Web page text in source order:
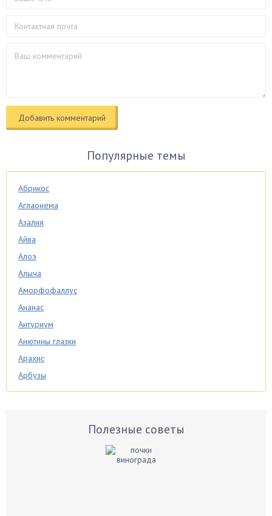
Популярные темы
Абрикос
Аглаонема
Азалия
Айва
Алоэ
Алыча
Аморфофаллус
Ананас
Антуриум
Анютины глазки
Арахис
Арбузы
Аспарагус
Полезные советы